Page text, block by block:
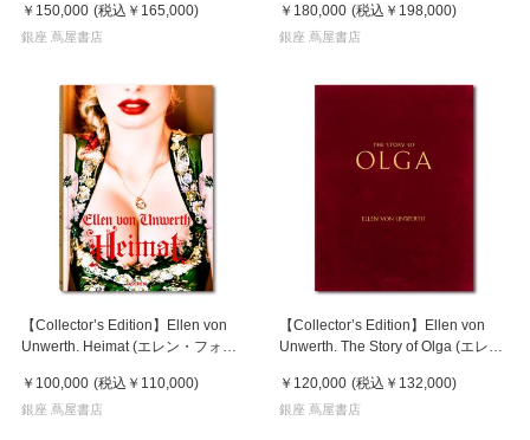
ュ・ブラムリー) 写真集 ※ご注文よ
り1週間～10日程度で発送予定
￥150,000 (税込 ￥165,000)
銀座 蔦屋書店
より1週間～10日程度で発送予定
￥180,000 (税込 ￥198,000)
銀座 蔦屋書店
【Collector’s Edition】Ellen von
Unwerth. Heimat (エレン・フォ
り1週間～10日程度で発送予定
￥100,000 (税込 ￥110,000)
銀座 蔦屋書店
【Collector’s Edition】Ellen von
Unwerth. The Story of Olga (エレ
ご注文より1週間～10日程度で発送
予定
￥120,000 (税込 ￥132,000)
銀座 蔦屋書店